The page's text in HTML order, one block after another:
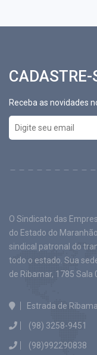
CADASTRE-
Receba as novidades
O Sindicato das
do Estado do
sindical patronal do
todo o estado. Sua
de Ribamar, 1785 Sala
Estrada de
(98) 3258-9451
(98)992290838